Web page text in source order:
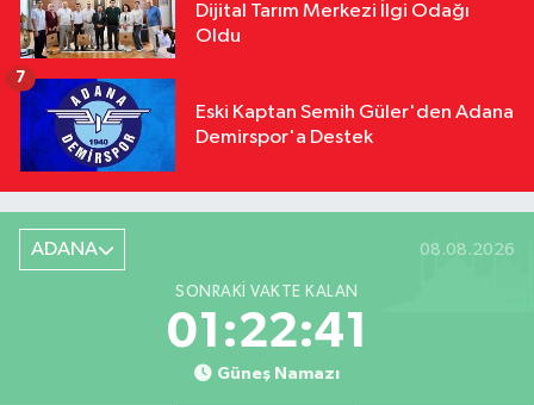
Dijital Tarım Merkezi İlgi Odağı
Oldu
Eski Kaptan Semih Güler'den Adana
Demirspor'a Destek
7
ADANA 08.08.2026
SONRAKI VAKTE KALAN
01:22:40
Güneş Namazı